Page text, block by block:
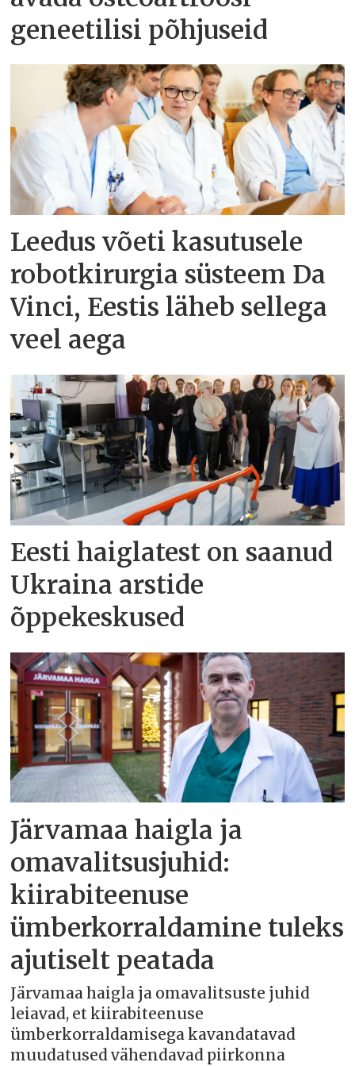
geneetilisi põhjuseid
Leedus võeti kasutusele
robotkirurgia süsteem Da
Vinci, Eestis läheb sellega
veel aega
Eesti haiglatest on saanud
Ukraina arstide
õppekeskused
Järvamaa haigla ja
omavalitsusjuhid:
kiirabiteenuse
ümberkorraldamine tuleks
ajutiselt peatada
Järvamaa haigla ja omavalitsuste juhid
leiavad, et kiirabiteenuse
ümberkorraldamisega kavandatavad
muudatused vähendavad piirkonna